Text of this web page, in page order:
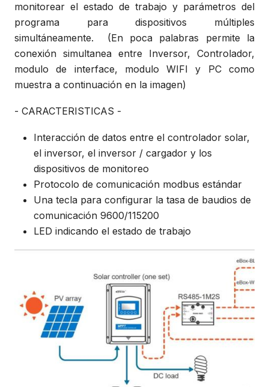
monitorear el estado de trabajo y parámetros del
programa para dispositivos múltiples
simultáneamente. (En poca palabras permite la
conexión simultanea entre Inversor, Controlador,
modulo de interface, modulo WIFI y PC como
muestra a continuación en la imagen)
- CARACTERISTICAS -
Interacción de datos entre el controlador solar,
el inversor, el inversor / cargador y los
dispositivos de monitoreo
Protocolo de comunicación modbus estándar
Una tecla para configurar la tasa de baudios de
comunicación 9600/115200
LED indicando el estado de trabajo